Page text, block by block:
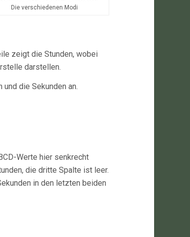
Die verschiedenen Modi
zeigt die Stunden, wobei
darstellen.
die Sekunden an.
Werte hier senkrecht
die dritte Spalte ist leer.
in den letzten beiden